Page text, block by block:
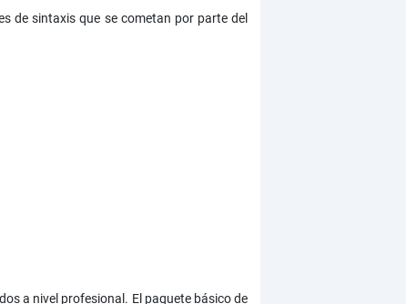
de sintaxis que se cometan por parte del
a nivel profesional. El paquete básico de